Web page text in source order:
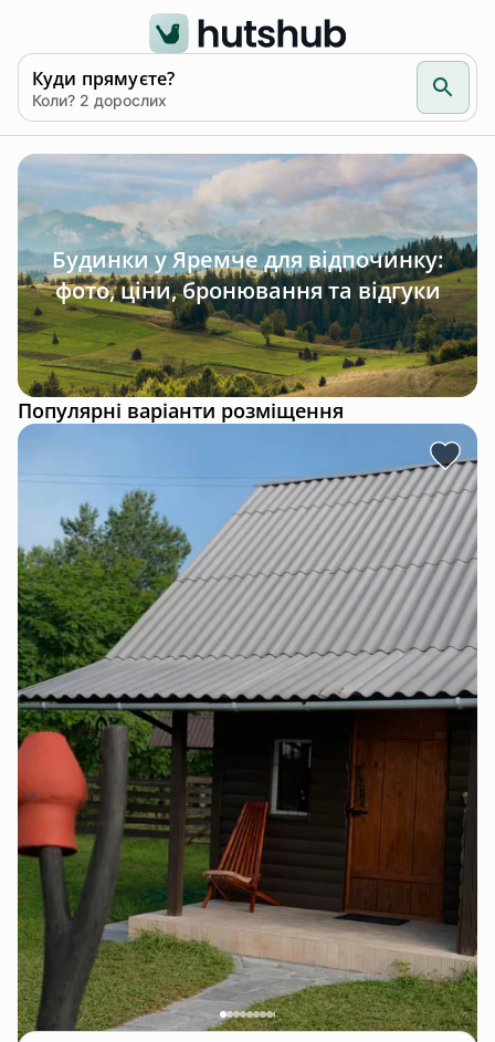
Куди прямуєте?
Коли? 2 дорослих
Будинки у Яремче для відпочинку:
фото, ціни, бронювання та відгуки
Популярні варіанти розміщення